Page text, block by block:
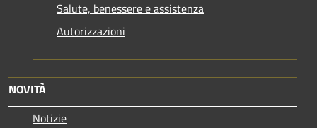
Salute, benessere e assistenza
Autorizzazioni
NOVITÀ
Notizie